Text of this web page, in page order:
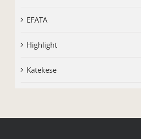
EFATA
Highlight
Katekese